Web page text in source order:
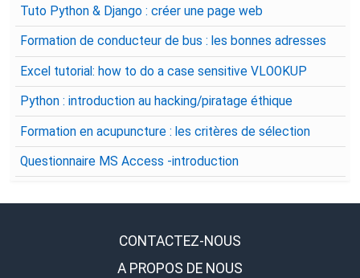
Tuto Python & Django : créer une page web
Formation de conducteur de bus : les bonnes adresses
Excel tutorial: how to do a case sensitive VLOOKUP
Python : introduction au hacking/piratage éthique
Formation en acupuncture : les critères de sélection
Questionnaire MS Access -introduction
CONTACTEZ-NOUS
A PROPOS DE NOUS